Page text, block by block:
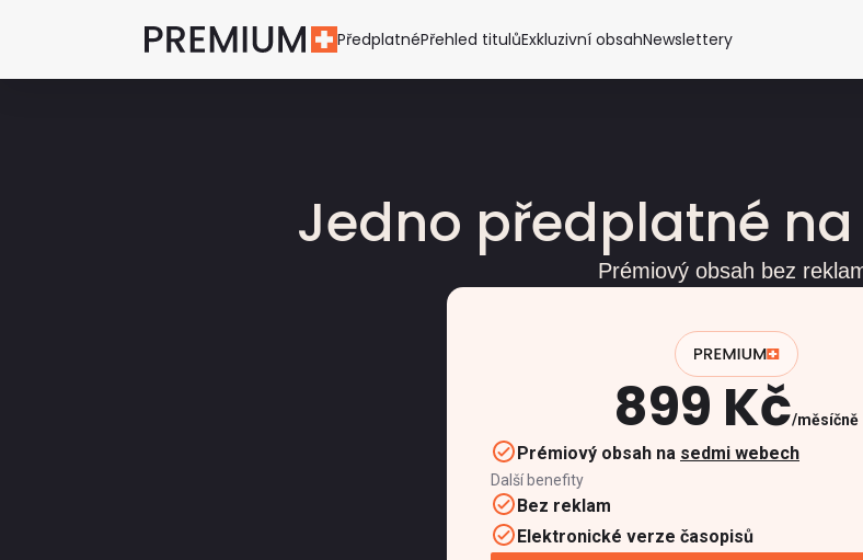
PředplatnéPřehled titulůExkluzivní obsahNewslettery
Jedno předplatné
Prémiový obsah bez
899 Kč měsíčně
Prémiový obsah na sedmi webech
Další benefity
Bez reklam
Elektronické verze časopisů